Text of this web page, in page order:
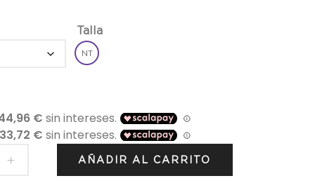
Talla
NT
AÑADIR AL CARRITO